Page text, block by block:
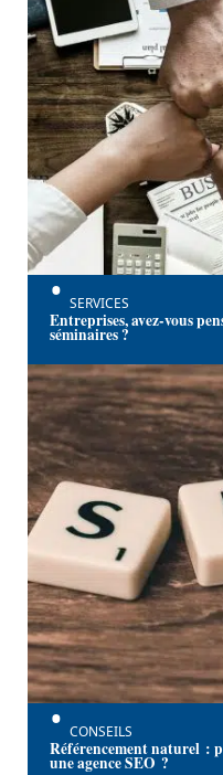
SERVICES
Entreprises, avez-vous
séminaires ?
CONSEILS
Référencement naturel :
une agence SEO ?